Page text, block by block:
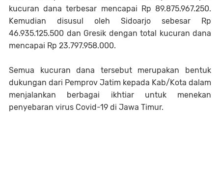
kucuran dana terbesar mencapai Rp 89.875.967.250.
Kemudian disusul oleh Sidoarjo sebesar Rp
46.935.125.500 dan Gresik dengan total kucuran dana
mencapai Rp 23.797.958.000.
Semua kucuran dana tersebut merupakan bentuk
dukungan dari Pemprov Jatim kepada Kab/Kota dalam
menjalankan berbagai ikhtiar untuk menekan
penyebaran virus Covid-19 di Jawa Timur.